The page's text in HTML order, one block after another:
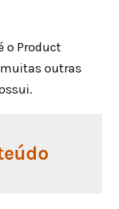
o Product
outras